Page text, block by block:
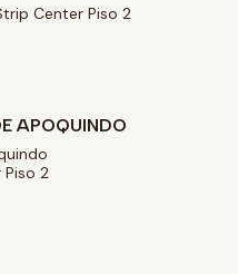
Center Piso 2
APOQUINDO
Piso 2